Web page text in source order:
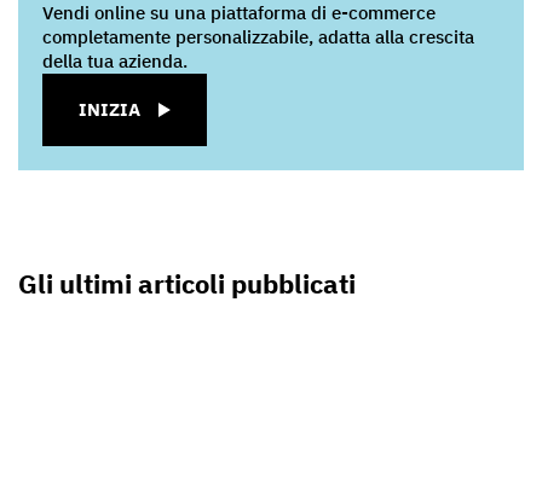
Vendi online su una piattaforma di e-commerce
completamente personalizzabile, adatta alla crescita
della tua azienda.
INIZIA
Gli ultimi articoli pubblicati